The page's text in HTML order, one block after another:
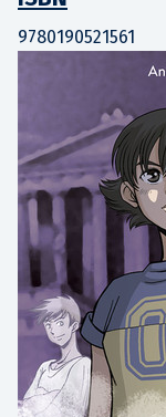
9780190521561